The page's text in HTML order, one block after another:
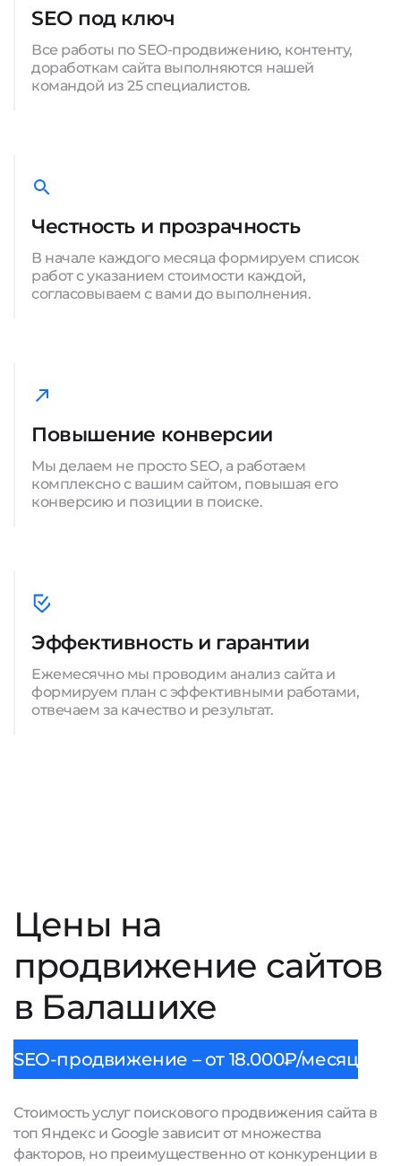
SEO под ключ
Все работы по SEO-продвижению, контенту,
доработкам сайта выполняются нашей
командой из 25 специалистов.
Честность и прозрачность
В начале каждого месяца формируем список
работ с указанием стоимости каждой,
согласовываем с вами до выполнения.
Повышение конверсии
Мы делаем не просто SEO, а работаем
комплексно с вашим сайтом, повышая его
конверсию и позиции в поиске.
Эффективность и гарантии
Ежемесячно мы проводим анализ сайта и
формируем план с эффективными работами,
отвечаем за качество и результат.
Цены на
продвижение сайтов
в Балашихе
SEO-продвижение – от 18.000₽/месяц
Стоимость услуг поискового продвижения сайта в
топ Яндекс и Google зависит от множества
факторов, но преимущественно от конкуренции в